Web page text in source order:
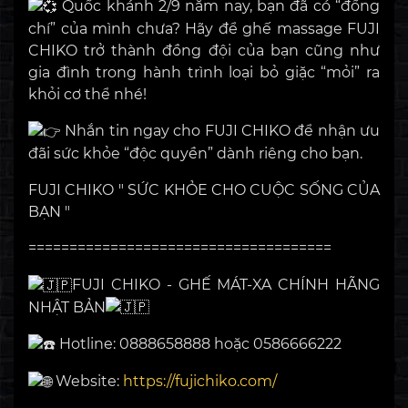
Quốc khánh 2/9 năm nay, bạn đã có “đồng
chí” của mình chưa? Hãy để ghế massage FUJI
CHIKO trở thành đồng đội của bạn cũng như
gia đình trong hành trình loại bỏ giặc “mỏi” ra
khỏi cơ thể nhé!
Nhắn tin ngay cho FUJI CHIKO để nhận ưu
đãi sức khỏe “độc quyền” dành riêng cho bạn.
FUJI CHIKO " SỨC KHỎE CHO CUỘC SỐNG CỦA
BẠN "
=====================================
FUJI CHIKO - GHẾ MÁT-XA CHÍNH HÃNG
NHẬT BẢN
Hotline: 0888658888 hoặc 0586666222
Website: https://fujichiko.com/